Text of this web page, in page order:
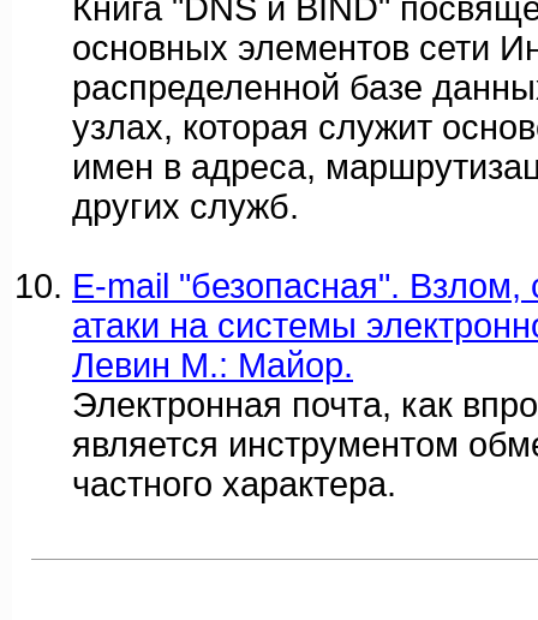
Книга "DNS и BIND"
основных элементов сети
распределенной базе
узлах, которая служит
имен в адреса,
других служб.
E-mail "безопасная". Взлом,
атаки на системы
Левин М.: Майор.
Электронная почта, как
является инструментом
частного характера.